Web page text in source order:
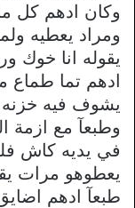
وكان ادهم كل
ومراد يعطيه
يقوله انا خوك
ادهم تما
يشوف فيه خزنه
وطبعآ مع ازمة
في يديه كاش
يعطوهو مرات
طبعآ ادهم